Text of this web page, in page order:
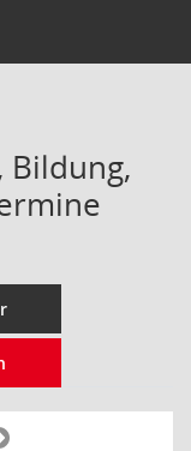
Bildung,